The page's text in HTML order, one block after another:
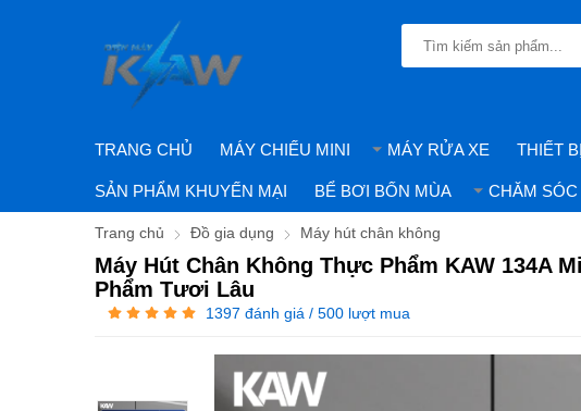
TRANG CHỦ MÁY CHIẾU MINI MÁY RỬA XE THIẾT
SẢN PHẨM KHUYẾN MẠI BỂ BƠI BỐN MÙA CHĂM
Trang chủ Đồ gia dụng Máy hút chân không
Máy Hút Chân Không Thực Phẩm KAW 134A
Phẩm Tươi Lâu
1397 đánh giá / 500 lượt mua